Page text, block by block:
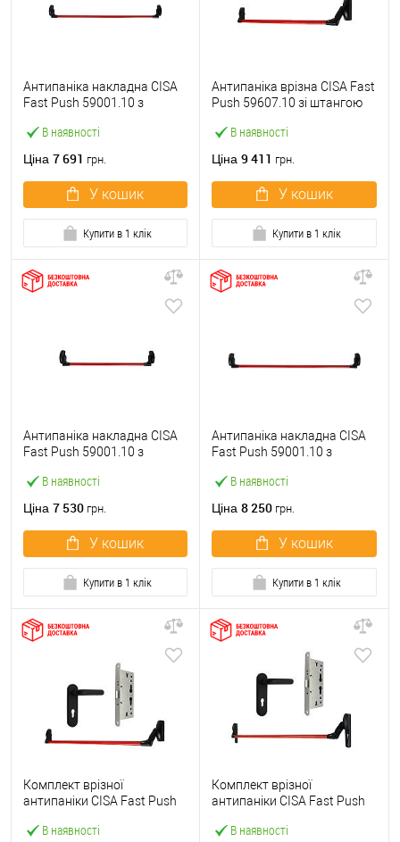
В наявності
Антипаніка накладна CISA
Fast Push 59001.10 з
мм червона
Ціна 7 691 грн.
У кошик
Купити в 1 клік
В наявності
Антипаніка врізна CISA Fast
Push 59607.10 зі штангою
Ціна 9 411 грн.
У кошик
Купити в 1 клік
В наявності
Антипаніка накладна CISA
Fast Push 59001.10 з
червона
Ціна 7 530 грн.
У кошик
Купити в 1 клік
В наявності
Антипаніка накладна CISA
Fast Push 59001.10 з
мм червона
Ціна 8 250 грн.
У кошик
Купити в 1 клік
В наявності
Комплект врізної
антипаніки CISA Fast Push
із замком та ручкою
В наявності
Комплект врізної
антипаніки CISA Fast Push
червоний із замком та